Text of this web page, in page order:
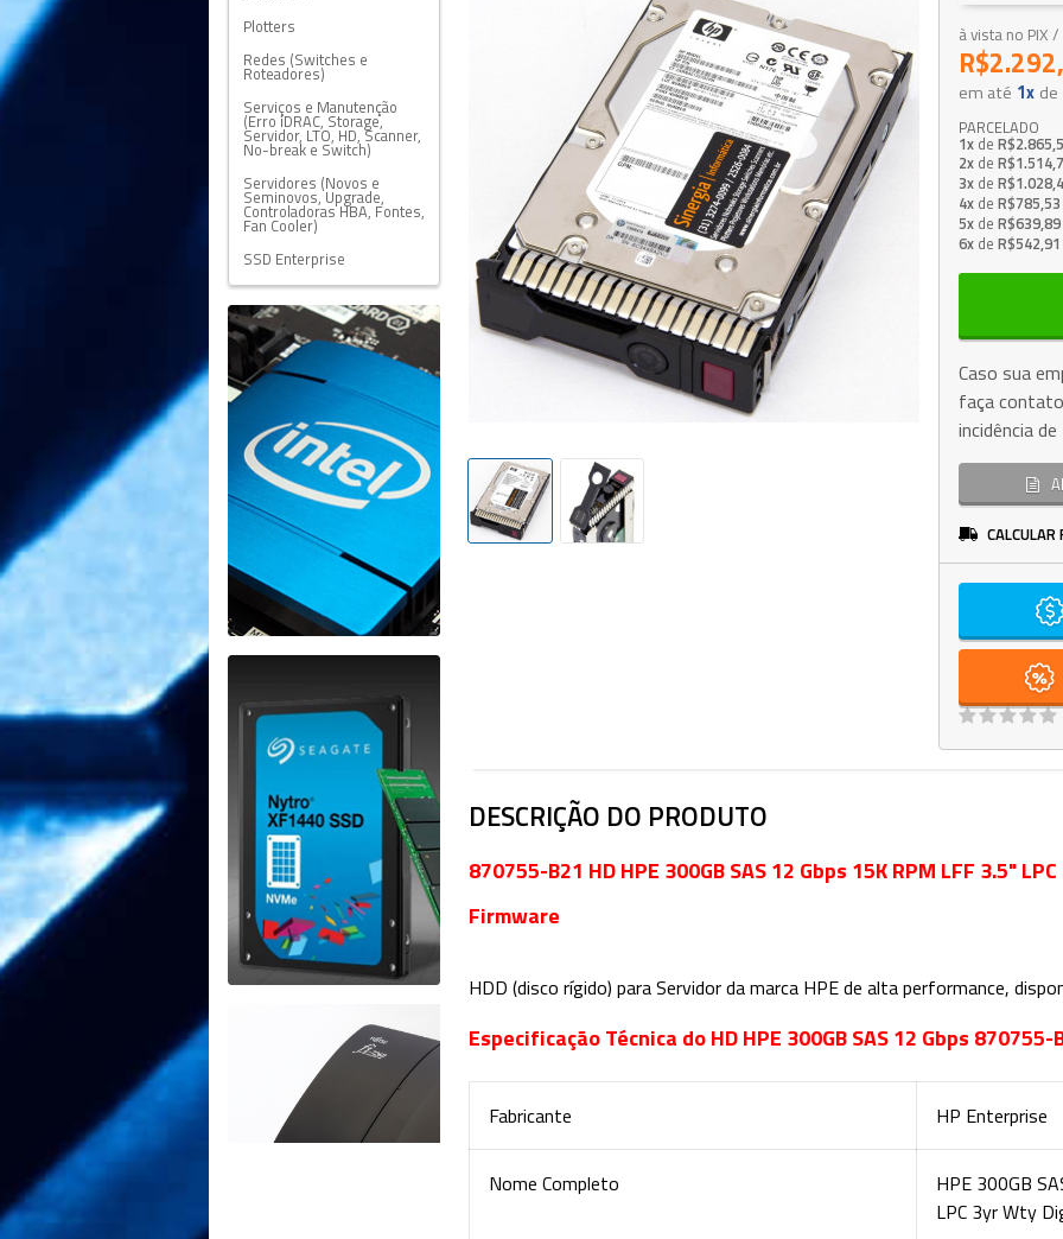
Plotters
Redes (Switches e
Roteadores)
Serviços e Manutenção
(Erro iDRAC, Storage,
Servidor, LTO, HD, Scanner,
No-break e Switch)
Servidores (Novos e
Seminovos, Upgrade,
Controladoras HBA, Fontes,
Fan Cooler)
SSD Enterprise
à vista no PIX /
em até 1x de
PARCELADO
1x de
2x de
3x de
4x de R$785,53
5x de R$639,89
6x de R$542,91
Caso sua
faça
incidência
CALCULAR
DESCRIÇÃO DO PRODUTO
870755-B21 HD HPE 300GB SAS 12 Gbps 15K RPM LFF 3.5"
Firmware
HDD (disco rígido) para Servidor da marca HPE de alta performance,
Especificação Técnica do HD HPE 300GB SAS 12 Gbps 870755-
Fabricante HP Enterprise
Nome Completo
HPE 300GB
LPC 3yr Wty